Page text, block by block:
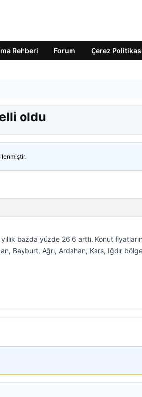
Rehberi Forum Çerez Politikası
oldu
bazda yüzde 26,6 arttı. Konut
Bayburt, Ağrı, Ardahan, Kars, Iğdır